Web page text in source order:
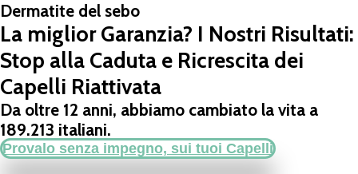
Dermatite del sebo
La miglior Garanzia? I Nostri Risultati:
Stop alla Caduta e Ricrescita dei
Capelli Riattivata
Da oltre 12 anni, abbiamo cambiato la vita a
189.213 italiani.
Provalo senza impegno, sui tuoi Capelli